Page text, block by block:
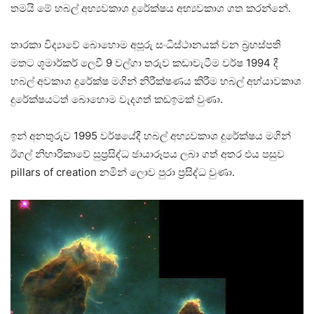
තමයි මේ හබල් අභ්‍යවකාශ දුරේක්ෂය අභ්‍යවකාශ ගත කරන්නේ.
තාරකා විද්‍යාවේ බොහොම අපූරු සංධිස්ථානයක් වන බ්‍රහස්පති
මතට ශූමාර්කර් ලෙවී 9 වල්ගා තරුව කඩාවැටීම වර්ෂ 1994 දී
හබල් අවකාශ දුරේක්ෂ මගින් නිරීක්ෂණය කිරීම හබල් අභ්යාවකාශ
දුරේක්ෂයටත් බොහොම වැදගත් කඩඉමක් වුණා.
ඉන් අනතුරුව 1995 වර්ෂයේදී හබල් අභ්‍යවකාශ දුරේක්ෂය මගින්
ඊගල් නිහාරිකාවේ සුප්‍රසිද්ධ ඡායාරූපය ලබා ගත් අතර එය පසුව
pillars of creation නමින් ලොව පුරා ප්‍රසිද්ධ වුණා.